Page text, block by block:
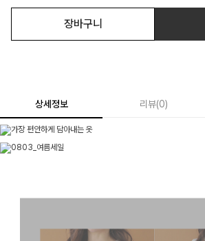
장바구니
상세정보 리뷰(0)